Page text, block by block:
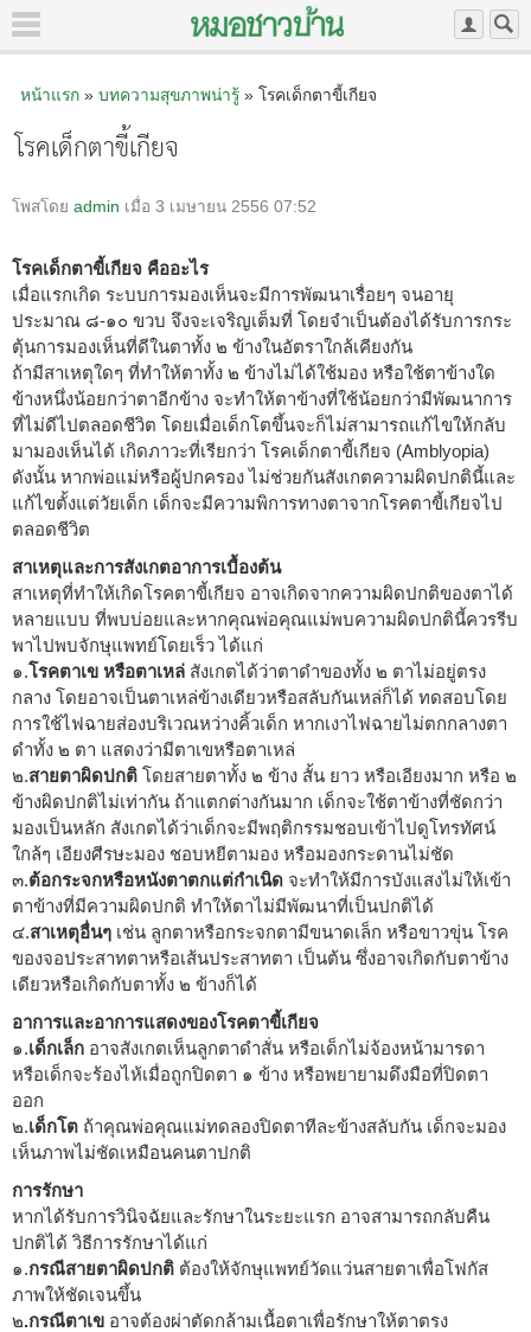
หน้าแรก» บทความสุขภาพน่ารู้» โรคเด็กตาขี้เกียจ
โรคเด็กตาขี้เกียจ
โพสโดย admin เมื่อ 3 เมษายน 2556 07:52
โรคเด็กตาขี้เกียจ คืออะไร
เมื่อแรกเกิด ระบบการมองเห็นจะมีการพัฒนาเรื่อยๆ จนอายุ
ประมาณ ๘-๑๐ ขวบ จึงจะเจริญเต็มที่ โดยจำเป็นต้องได้รับการกระ
ตุ้นการมองเห็นที่ดีในตาทั้ง ๒ ข้างในอัตราใกล้เคียงกัน
ถ้ามีสาเหตุใดๆ ที่ทำให้ตาทั้ง ๒ ข้างไม่ได้ใช้มอง หรือใช้ตาข้างใด
ข้างหนึ่งน้อยกว่าตาอีกข้าง จะทำให้ตาข้างที่ใช้น้อยกว่ามีพัฒนาการ
ที่ไม่ดีไปตลอดชีวิต โดยเมื่อเด็กโตขึ้นจะก็ไม่สามารถแก้ไขให้กลับ
มามองเห็นได้ เกิดภาวะที่เรียกว่า โรคเด็กตาขี้เกียจ (Amblyopia)
ดังนั้น หากพ่อแม่หรือผู้ปกครอง ไม่ช่วยกันสังเกตความผิดปกตินี้และ
แก้ไขตั้งแต่วัยเด็ก เด็กจะมีความพิการทางตาจากโรคตาขี้เกียจไป
ตลอดชีวิต
สาเหตุและการสังเกตอาการเบื้องต้น
สาเหตุที่ทำให้เกิดโรคตาขี้เกียจ อาจเกิดจากความผิดปกติของตาได้
หลายแบบ ที่พบบ่อยและหากคุณพ่อคุณแม่พบความผิดปกตินี้ควรรีบ
พาไปพบจักษุแพทย์โดยเร็ว ได้แก่
๑.โรคตาเข หรือตาเหล่ สังเกตได้ว่าตาดำของทั้ง ๒ ตาไม่อยู่ตรง
กลาง โดยอาจเป็นตาเหล่ข้างเดียวหรือสลับกันเหล่ก็ได้ ทดสอบโดย
การใช้ไฟฉายส่องบริเวณหว่างคิ้วเด็ก หากเงาไฟฉายไม่ตกกลางตา
ดำทั้ง ๒ ตา แสดงว่ามีตาเขหรือตาเหล่
๒.สายตาผิดปกติ โดยสายตาทั้ง ๒ ข้าง สั้น ยาว หรือเอียงมาก หรือ ๒
ข้างผิดปกติไม่เท่ากัน ถ้าแตกต่างกันมาก เด็กจะใช้ตาข้างที่ชัดกว่า
มองเป็นหลัก สังเกตได้ว่าเด็กจะมีพฤติกรรมชอบเข้าไปดูโทรทัศน์
ใกล้ๆ เอียงศีรษะมอง ชอบหยีตามอง หรือมองกระดานไม่ชัด
๓.ต้อกระจกหรือหนังตาตกแต่กำเนิด จะทำให้มีการบังแสงไม่ให้เข้า
ตาข้างที่มีความผิดปกติ ทำให้ตาไม่มีพัฒนาที่เป็นปกติได้
๔.สาเหตุอื่นๆ เช่น ลูกตาหรือกระจกตามีขนาดเล็ก หรือขาวขุ่น โรค
ของจอประสาทตาหรือเส้นประสาทตา เป็นต้น ซึ่งอาจเกิดกับตาข้าง
เดียวหรือเกิดกับตาทั้ง ๒ ข้างก็ได้
อาการและอาการแสดงของโรคตาขี้เกียจ
๑.เด็กเล็ก อาจสังเกตเห็นลูกตาดำสั่น หรือเด็กไม่จ้องหน้ามารดา
หรือเด็กจะร้องไห้เมื่อถูกปิดตา ๑ ข้าง หรือพยายามดึงมือที่ปิดตา
ออก
๒.เด็กโต ถ้าคุณพ่อคุณแม่ทดลองปิดตาทีละข้างสลับกัน เด็กจะมอง
เห็นภาพไม่ชัดเหมือนคนตาปกติ
การรักษา
หากได้รับการวินิจฉัยและรักษาในระยะแรก อาจสามารถกลับคืน
ปกติได้ วิธีการรักษาได้แก่
๑.กรณีสายตาผิดปกติ ต้องให้จักษุแพทย์วัดแว่นสายตาเพื่อโฟกัส
ภาพให้ชัดเจนขึ้น
๒.กรณีตาเข อาจต้องผ่าตัดกล้ามเนื้อตาเพื่อรักษาให้ตาตรง